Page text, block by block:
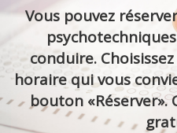
Vous pouvez
conduire.
horaire qui vous
bouton